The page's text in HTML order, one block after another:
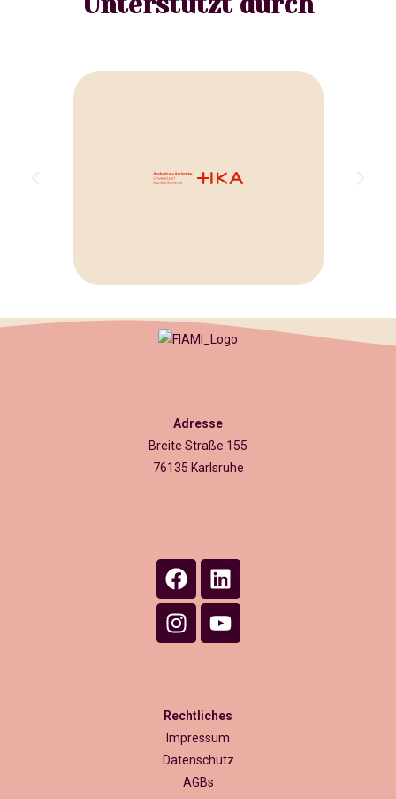
Adresse
Breite Straße 155
76135 Karlsruhe
Rechtliches
Impressum
Datenschutz
AGBs